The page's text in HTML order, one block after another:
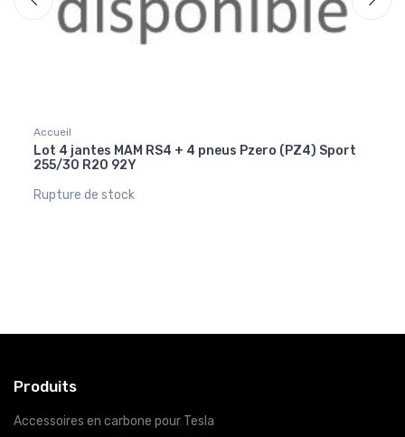
Accueil
Lot 4 jantes MAM RS4 + 4 pneus Pzero (PZ4) Sport
255/30 R20 92Y
Rupture de stock
Produits
Accessoires en carbone pour Tesla